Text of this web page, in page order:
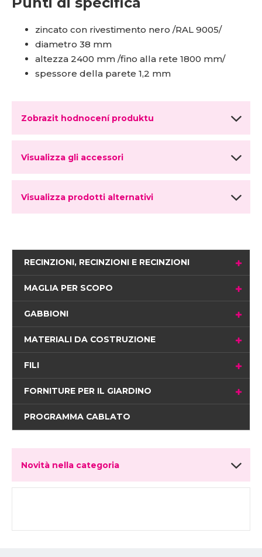
zincato con rivestimento nero /RAL 9005/
diametro 38 mm
altezza 2400 mm /fino alla rete 1800 mm/
spessore della parete 1,2 mm
Zobrazit hodnocení produktu
Visualizza gli accessori
Visualizza prodotti alternativi
RECINZIONI, RECINZIONI E RECINZIONI
MAGLIA PER SCOPO
GABBIONI
MATERIALI DA COSTRUZIONE
FILI
FORNITURE PER IL GIARDINO
PROGRAMMA CABLATO
Novità nella categoria